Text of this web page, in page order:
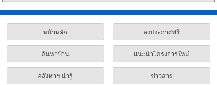
หน้าหลัก ลงประกาศฟรี
ค้นหาบ้าน แนะนำโครงการใหม่
อสังหาฯ น่ารู้ ข่าวสาร